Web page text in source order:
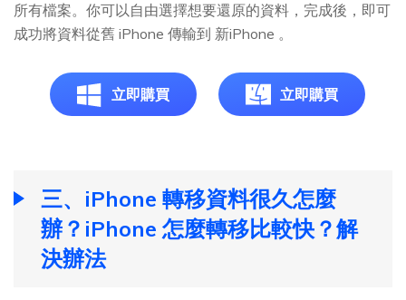
所有檔案。你可以自由選擇想要還原的資料，完成後，即可
成功將資料從舊 iPhone 傳輸到 新iPhone 。
立即購買 立即購買
三、iPhone 轉移資料很久怎麼
辦？iPhone 怎麼轉移比較快？解
決辦法